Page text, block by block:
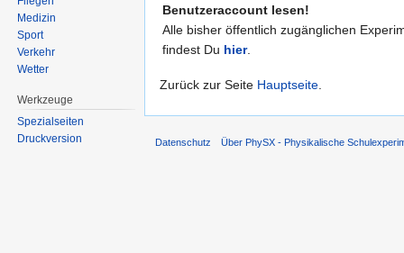
Benutzeraccount lesen!
Alle bisher öffentlich zugänglichen
findest Du hier.
Zurück zur Seite Hauptseite
Medizin
Sport
Verkehr
Wetter
Werkzeuge
Spezialseiten
Druckversion
Datenschutz Über PhySX - Physikalische